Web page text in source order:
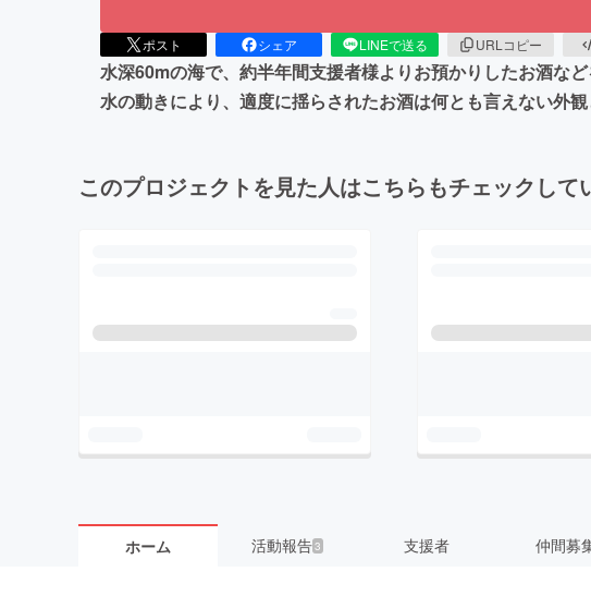
ポスト シェア LINEで送る URLコピー
水深60mの海で、約半年間支援者様よりお預かりしたお酒な
水の動きにより、適度に揺らされたお酒は何とも言えない外
このプロジェクトを見た人はこちらもチェックして
ホーム 活動報告3 支援者 仲間募